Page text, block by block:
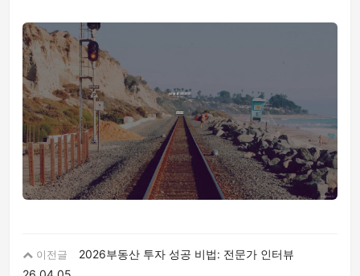
이전글
2026부동산 투자 성공 비법: 전문가 인터뷰